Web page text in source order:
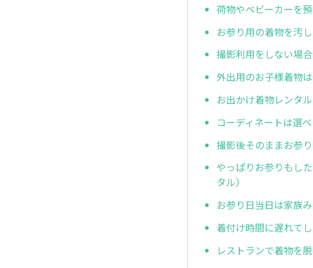
荷物やベビーカーを
お参り用の着物を汚
撮影利用をしない場
外出用のお子様着物
お出かけ着物レンタ
コーディネートは選
撮影後そのままお参
やっぱりお参りもし
タル）
お参り日当日は家族
着付け時間に遅れて
レストランで着物を